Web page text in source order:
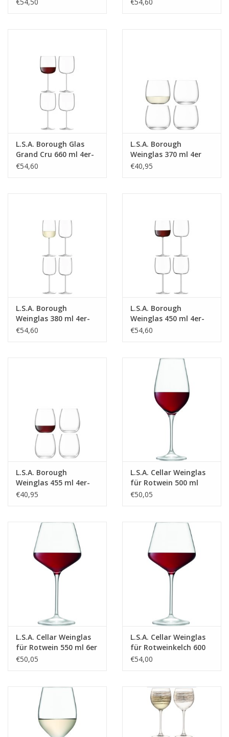
L.S.A. Borough Glas
Grand Cru 660 ml 4er-
Set
€54,60
L.S.A. Borough
Weinglas 370 ml 4er
Set
€40,95
L.S.A. Borough
Weinglas 380 ml 4er-
Set
€54,60
L.S.A. Borough
Weinglas 450 ml 4er-
Set
€54,60
L.S.A. Borough
Weinglas 455 ml 4er-
Set
€40,95
L.S.A. Cellar Weinglas
für Rotwein 500 ml
Satz von 6 Stücken
€50,05
L.S.A. Cellar Weinglas
für Rotwein 550 ml 6er
Set
€50,05
L.S.A. Cellar Weinglas
für Rotweinkelch 600
ml 6er Set
€54,00